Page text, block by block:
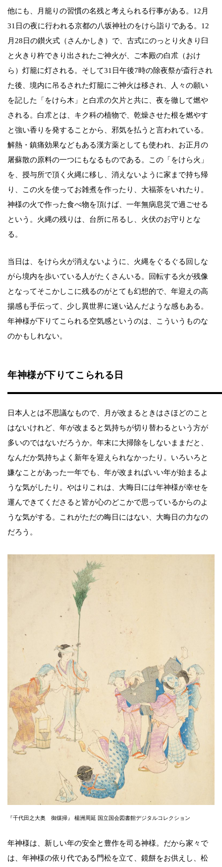
他にも、月籠りの習慣の名残と考えられる行事がある。12月
31日の夜に行われる京都の八坂神社のをけら詣りである。12
月28日の鑚火式（さんかしき）で、古式にのっとり火きり臼
と火きり杵できり出されたご神火が、ご本殿の白朮（おけ
ら）灯籠に灯される。そして31日午後7時の除夜祭が斎行され
た後、境内に吊るされた灯籠にご神火は移され、人々の願い
を記した「をけら木」と白朮の欠片と共に、夜を徹して燃や
される。白朮とは、キク科の植物で、乾燥させた根を燃やす
と強い香りを発することから、邪気を払うと言われている。
解熱・鎮痛効果などもある漢方薬としても使われ、お正月の
屠蘇散の原料の一つにもなるものである。この「をけら火」
を、授与所で頂く火縄に移し、消えないように家まで持ち帰
り、この火を使ってお雑煮を作ったり、大福茶をいれたり。
神様の火で作った食べ物を頂けば、一年無病息災で過ごせる
という。火縄の残りは、台所に吊るし、火伏のお守りとな
る。
当日は、をけら火が消えないように、火縄をぐるぐる回しな
がら境内を歩いている人がたくさんいる。回転する火が残像
となってそこかしこに残るのがとても幻想的で、年迎えの高
揚感も手伝って、少し異世界に迷い込んだような感もある。
年神様が下りてこられる空気感というのは、こういうものな
のかもしれない。
年神様が下りてこられる日
日本人とは不思議なもので、月が改まるときはさほどのこと
はないけれど、年が改まると気持ちが切り替わるという方が
多いのではないだろうか。年末に大掃除をしないままだと、
なんだか気持ちよく新年を迎えられなかったり。いろいろと
嫌なことがあった一年でも、年が改まればいい年が始まるよ
うな気がしたり。やはりこれは、大晦日には年神様が幸せを
運んできてくださると皆が心のどこかで思っているからのよ
うな気がする。これがただの晦日にはない、大晦日の力なの
だろう。
『千代田之大奥 御煤掃』 楊洲周延 国立国会図書館デジタルコレクション
年神様は、新しい年の安全と豊作を司る神様。だから家々で
は、年神様の依り代である門松を立て、鏡餅をお供えし、松